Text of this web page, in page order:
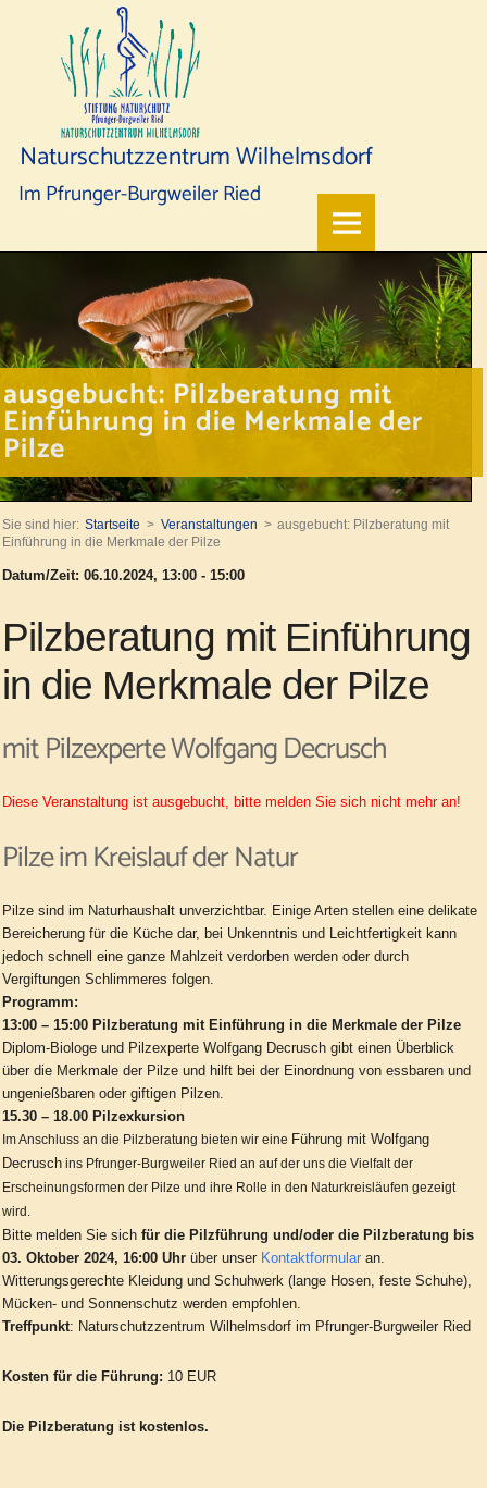
Naturschutzzentrum Wilhelmsdorf
Im Pfrunger-Burgweiler Ried
ausgebucht: Pilzberatung mit
Einführung in die Merkmale der
Pilze
Sie sind hier: Startseite Veranstaltungen
ausgebucht: Pilzberatung mit
Einführung in die Merkmale der Pilze
Datum/Zeit: 06.10.2024, 13:00 - 15:00
Pilzberatung mit Einführung
in die Merkmale der Pilze
mit Pilzexperte Wolfgang Decrusch
Diese Veranstaltung ist ausgebucht, bitte melden Sie sich nicht mehr an!
Pilze im Kreislauf der Natur
Pilze sind im Naturhaushalt unverzichtbar. Einige Arten stellen eine delikate
Bereicherung für die Küche dar, bei Unkenntnis und Leichtfertigkeit kann
jedoch schnell eine ganze Mahlzeit verdorben werden oder durch
Vergiftungen Schlimmeres folgen.
Programm:
13:00 – 15:00 Pilzberatung mit Einführung in die Merkmale der Pilze
Diplom-Biologe und Pilzexperte Wolfgang Decrusch gibt einen Überblick
über die Merkmale der Pilze und hilft bei der Einordnung von essbaren und
ungenießbaren oder giftigen Pilzen.
15.30 – 18.00 Pilzexkursion
Im Anschluss an die Pilzberatung bieten wir eine Führung mit Wolfgang
Decruschins Pfrunger-Burgweiler Ried an auf der uns die Vielfalt der
Erscheinungsformen der Pilze und ihre Rolle in den Naturkreisläufen gezeigt
wird.
Bitte melden Sie sich für die Pilzführung und/oder die Pilzberatung bis
03. Oktober 2024, 16:00 Uhr über unserKontaktformularan.
Witterungsgerechte Kleidung und Schuhwerk (lange Hosen, feste Schuhe),
Mücken- und Sonnenschutz werden empfohlen.
Treffpunkt: Naturschutzzentrum Wilhelmsdorf im Pfrunger-Burgweiler Ried
Kosten für die Führung: 10 EUR
Die Pilzberatung ist kostenlos.